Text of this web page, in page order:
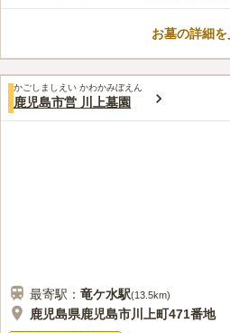
墓域内にも緑が多く残っている
口コミ評価
みんなの評価
2.4
お墓の詳細を
かごしましえい かわかみぼえん
鹿児島市営 川上墓園
最寄駅： 竜ケ水駅(13.5km)
鹿児島県鹿児島市川上町471番地